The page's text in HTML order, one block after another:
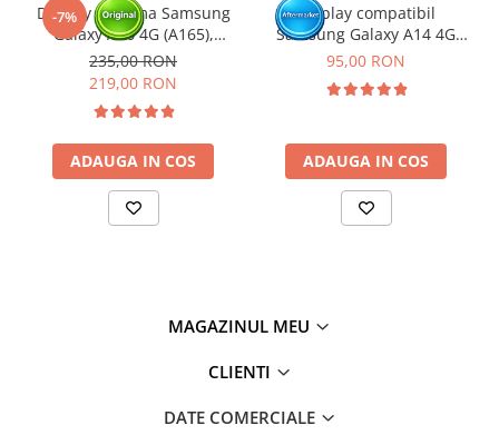
-7%
Display cu rama Samsung
Galaxy A16 4G (A165),
Negru (Original Service
Pack)
235,00 RON
219,00 RON
ADAUGA IN COS
Display compatibil
Samsung Galaxy A14 4G
(A145P/ A145R) - cu Rama
95,00 RON
ADAUGA IN COS
MAGAZINUL MEU
CLIENTI
DATE COMERCIALE